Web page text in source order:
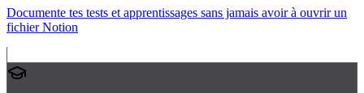
Documente tes tests et apprentissages sans jamais avoir à ouvrir un
fichier Notion